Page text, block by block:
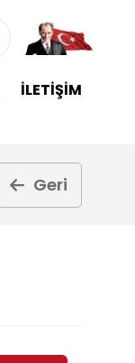
İLETİŞİM
Geri